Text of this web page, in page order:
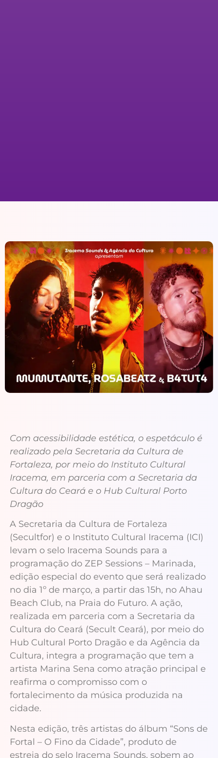
Com acessibilidade estética, o espetáculo é
realizado pela Secretaria da Cultura de
Fortaleza, por meio do Instituto Cultural
Iracema, em parceria com a Secretaria da
Cultura do Ceará e o Hub Cultural Porto
Dragão
A Secretaria da Cultura de Fortaleza
(Secultfor) e o Instituto Cultural Iracema (ICI)
levam o selo Iracema Sounds para a
programação do ZEP Sessions – Marinada,
edição especial do evento que será realizado
no dia 1º de março, a partir das 15h, no Ahau
Beach Club, na Praia do Futuro. A ação,
realizada em parceria com a Secretaria da
Cultura do Ceará (Secult Ceará), por meio do
Hub Cultural Porto Dragão e da Agência da
Cultura, integra a programação que tem a
artista Marina Sena como atração principal e
reafirma o compromisso com o
fortalecimento da música produzida na
cidade.
Nesta edição, três artistas do álbum “Sons de
Fortal – O Fino da Cidade”, produto de
estreia do selo Iracema Sounds, sobem ao